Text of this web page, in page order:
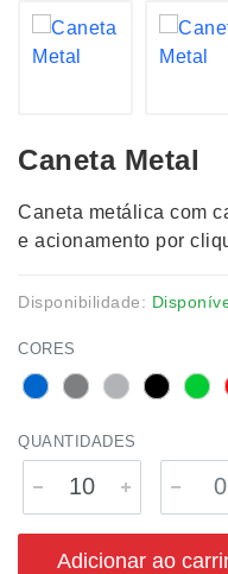
Caneta Metal
Caneta metálica com
e acionamento por
Disponibilidade:
CORES
QUANTIDADES
Adicionar ao